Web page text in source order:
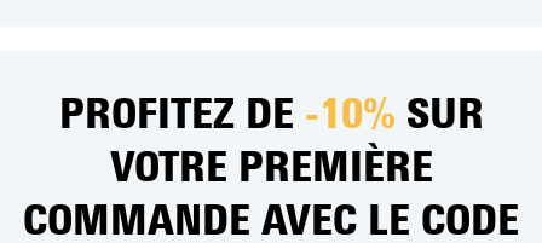
PROFITEZ DE -10% SUR
VOTRE PREMIÈRE
COMMANDE AVEC LE CODE